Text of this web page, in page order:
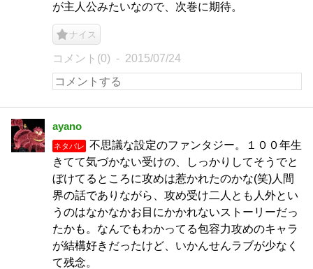
が主人公みたいなので、次巻に期待。
ナイス
コメント(0) 2015/07/24
ayano
ネタバレ
不思議な設定のファンタジー。１００年生
きてて気づかない受けの、しっかりしてそうでと
ぼけてるところに攻めは惹かれたのかな(笑)人間
界の話でありながら、攻め受け二人とも人外とい
うのはなかなかお目にかかれないストーリーだっ
たかも。なんでもわかってる包容力攻めのキャラ
が結構好きだったけど、いかんせんラブが少なく
て残念。